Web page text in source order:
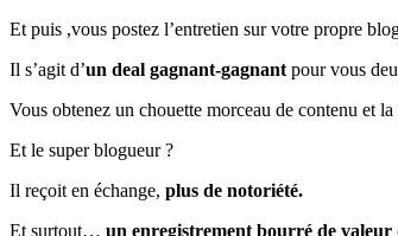
Et puis ,vous postez l’entretien sur votre propre
Il s’agit d’un deal gagnant-gagnant pour vous
Vous obtenez un chouette morceau de contenu et
Et le super blogueur ?
Il reçoit en échange, plus de notoriété.
Et surtout… un enregistrement bourré de valeur